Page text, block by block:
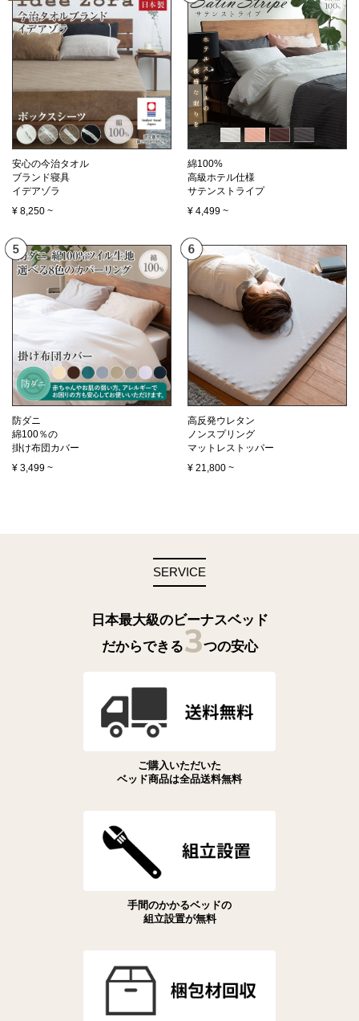
安心の今治タオル
ブランド寝具
イデアゾラ
¥ 8,250 ~
綿100%
高級ホテル仕様
サテンストライプ
¥ 4,499 ~
防ダニ
綿100％の
掛け布団カバー
¥ 3,499 ~
高反発ウレタン
ノンスプリング
マットレストッパー
¥ 21,800 ~
SERVICE
日本最大級のビーナスベッド
だからできる3つの安心
ご購入いただいた
ベッド商品は全品送料無料
手間のかかるベッドの
組立設置が無料